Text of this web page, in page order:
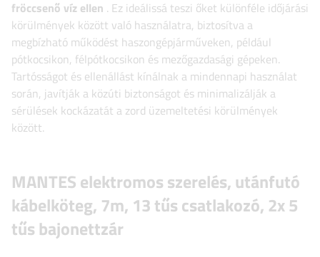
fröccsenő víz ellen . Ez ideálissá teszi őket különféle időjárási
körülmények között való használatra, biztosítva a
megbízható működést haszongépjárműveken, például
pótkocsikon, félpótkocsikon és mezőgazdasági gépeken.
Tartósságot és ellenállást kínálnak a mindennapi használat
során, javítják a közúti biztonságot és minimalizálják a
sérülések kockázatát a zord üzemeltetési körülmények
között.
MANTES elektromos szerelés, utánfutó
kábelköteg, 7m, 13 tűs csatlakozó, 2x 5
tűs bajonettzár